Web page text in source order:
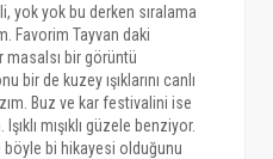
yok yok bu derken sıralama
Favorim Tayvan daki
masalsı bir görüntü
bir de kuzey ışıklarını canlı
Buz ve kar festivalini ise
mışıklı güzele benziyor.
bi hikayesi olduğunu